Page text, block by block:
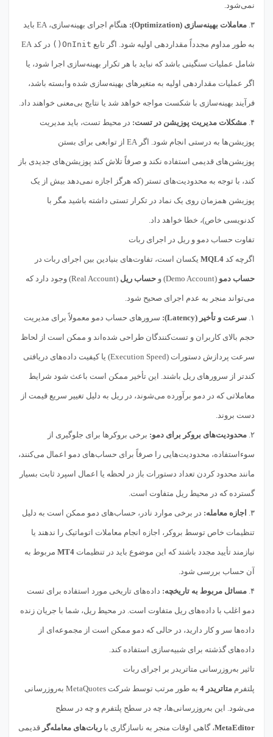
نمی‌شود.
۳. معاملات بهینه‌سازی (Optimization): هنگام اجرای بهینه‌سازی، EA باید
به طور مداوم مجدداً مقداردهی اولیه شود. اگر تابع OnInit() در کد EA
شامل عملیات سنگینی باشد که نباید با هر تکرار بهینه‌سازی اجرا شود، یا
اگر عملیات مقداردهی اولیه به متغیرهای بهینه‌سازی شده وابسته باشد،
فرآیند بهینه‌سازی با شکست مواجه خواهد شد یا نتایج بی‌معنی خواهند داد.
۴. مشکلات مدیریت پوزیشن در تست: در محیط تست، باید مدیریت
پوزیشن‌ها به درستی انجام شود. اگر EA از توابعی برای بستن
پوزیشن‌های قدیمی استفاده نکند و صرفاً تلاش کند پوزیشن‌های جدیدی باز
کند، با توجه به محدودیت‌های تستر (که هرگز اجازه نمی‌دهد بیش از یک
پوزیشن همزمان روی یک نماد در تکرار تستی داشته باشید مگر با
کدنویسی خاص)، خطا خواهد داد.
تفاوت حساب دمو و ریل در اجرای ربات
اگرچه کد MQL4 یکسان است، تفاوت‌های بنیادین بین اجرای ربات در
حساب دمو (Demo Account) و حساب ریل (Real Account) وجود دارد که
می‌تواند منجر به عدم اجرای صحیح شود.
۱. سرعت و تأخیر (Latency): سرورهای حساب دمو معمولاً برای مدیریت
حجم بالای کاربران و تست‌کنندگان طراحی شده‌اند و ممکن است از لحاظ
سرعت پردازش دستورات (Execution Speed) یا کیفیت داده‌های دریافتی
کندتر از سرورهای ریل باشند. این تأخیر ممکن است باعث شود شرایط
معاملاتی که در دمو برآورده می‌شوند، در ریل به دلیل تغییر سریع قیمت از
دست بروند.
۲. محدودیت‌های بروکر برای دمو: برخی بروکرها برای جلوگیری از
سوءاستفاده، محدودیت‌هایی را صرفاً برای حساب‌های دمو اعمال می‌کنند،
مانند محدود کردن تعداد دستورات باز در لحظه یا اعمال اسپرد ثابت بسیار
گسترده که در محیط ریل متفاوت است.
۳. اجازه معامله: در برخی موارد نادر، حساب‌های دمو ممکن است به دلیل
تنظیمات خاص توسط بروکر، اجازه انجام معاملات اتوماتیک را ندهند یا
نیازمند تأیید مجدد باشند که این موضوع باید در تنظیمات MT4 مربوط به
آن حساب بررسی شود.
۴. مسائل مربوط به تاریخچه: داده‌های تاریخی مورد استفاده برای تست
دمو اغلب با داده‌های ریل متفاوت است. در محیط ریل، شما با جریان زنده
داده‌ها سر و کار دارید، در حالی که دمو ممکن است از مجموعه‌ای از
داده‌های گذشته برای شبیه‌سازی استفاده کند.
تاثیر به‌روزرسانی متاتریدر بر اجرای ربات
پلتفرم متاتریدر 4 به طور مرتب توسط شرکت MetaQuotes به‌روزرسانی
می‌شود. این به‌روزرسانی‌ها، چه در سطح پلتفرم و چه در سطح
MetaEditor، گاهی اوقات منجر به ناسازگاری با ربات‌های معامله‌گر قدیمی